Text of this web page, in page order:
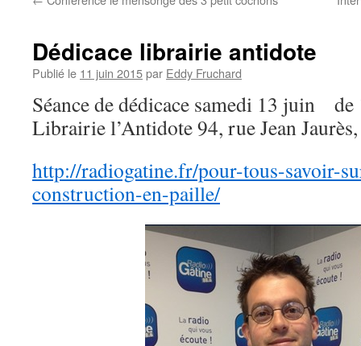
Dédicace librairie antidote
Publié le 11 juin 2015par Eddy Fruchard
Séance de dédicace samedi 13 juin
Librairie l’Antidote 94, rue Jean
http://radiogatine.fr/pour-tous-savoir-
construction-en-paille/